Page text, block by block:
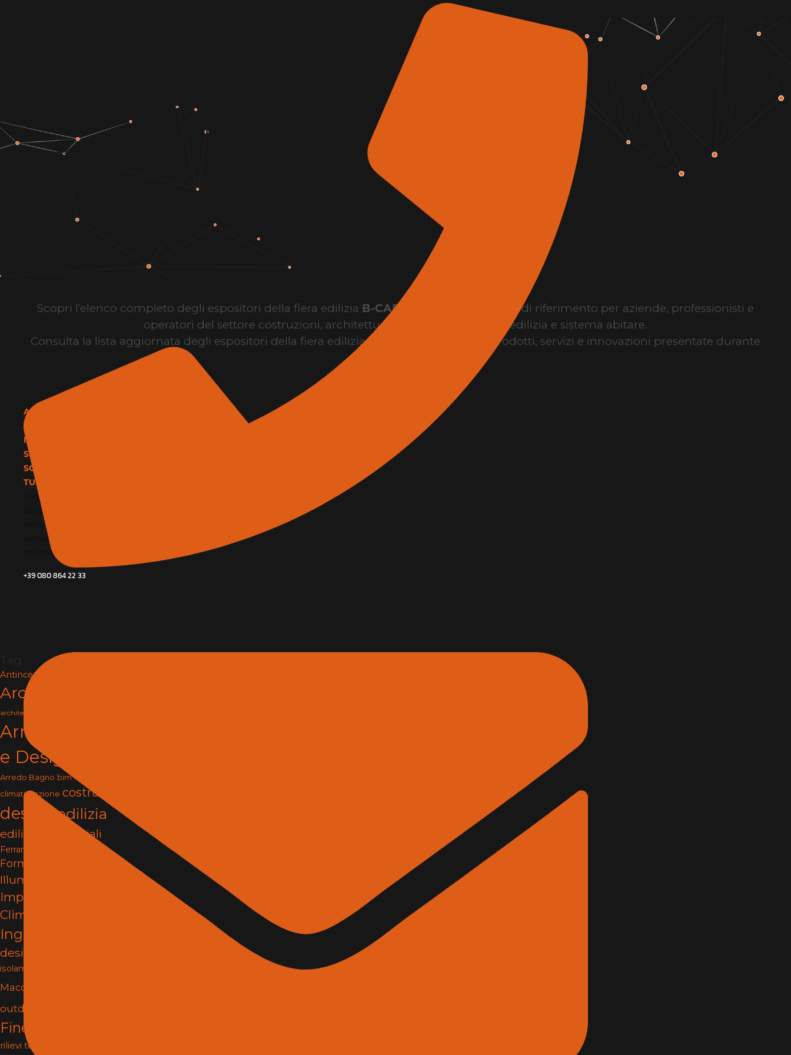
+39 080 864 22 33
Elenco Espositori Fiera
Edilizia B-CAD Expo Roma
Edizione 2026
Home»Espositori
Scopri l’elenco completo degli espositori della fiera edilizia B-CAD Expo Roma
, il punto di riferimento per aziende, professionisti e
operatori del settore costruzioni, architettura, design, innovazione edilizia e sistema abitare.
Consulta la lista aggiornata degli espositori della fiera edilizia per conoscere brand, prodotti, servizi e innovazioni presentate durante
TUTTE LE CATEGORIE
ARCHITETTURA E DESIGN
EDILIZIA E MATERIALI
IMPIANTI E CLIMATIZZAZIONE
SERVIZI
SOFTWARE E BIM
TUTTE LE CATEGORIE
ARCHITETTURA E DESIGN
EDILIZIA E MATERIALI
IMPIANTI E CLIMATIZZAZIONE
SERVIZI
SOFTWARE E BIM
Antincendio e Sicurezza
Architettura
architettura e design
Arredamento
e Design
Arredo Bagno bim
climatizzazione costruzioni
designedilizia
edilizia e materiali
Ferramenta e Fissaggi
Formazione
Illuminazione
Impianti e
Climatizzazione
Ingegneria
design
isolamento termico
Macchine
outdoor
Finestre
rilievi tecnici